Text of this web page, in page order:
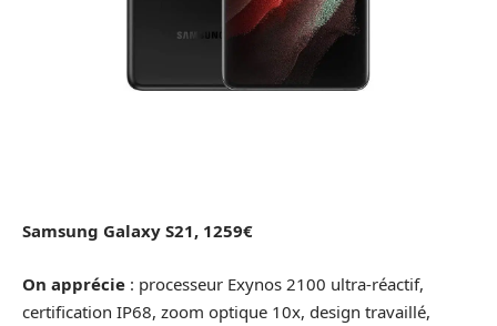
Samsung Galaxy S21, 1259€
On apprécie : processeur Exynos 2100 ultra-réactif,
certification IP68, zoom optique 10x, design travaillé,